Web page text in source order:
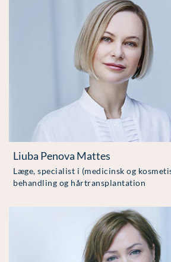
Liuba Penova Mattes
Læge, specialist i (medicinsk og
behandling og hårtransplantation